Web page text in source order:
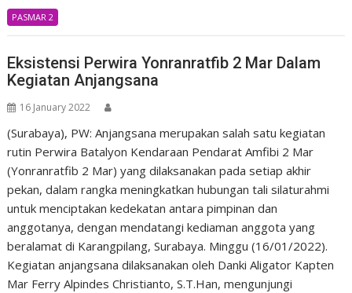
PASMAR 2
Eksistensi Perwira Yonranratfib 2 Mar Dalam
Kegiatan Anjangsana
16 January 2022
(Surabaya), PW: Anjangsana merupakan salah satu kegiatan
rutin Perwira Batalyon Kendaraan Pendarat Amfibi 2 Mar
(Yonranratfib 2 Mar) yang dilaksanakan pada setiap akhir
pekan, dalam rangka meningkatkan hubungan tali silaturahmi
untuk menciptakan kedekatan antara pimpinan dan
anggotanya, dengan mendatangi kediaman anggota yang
beralamat di Karangpilang, Surabaya. Minggu (16/01/2022).
Kegiatan anjangsana dilaksanakan oleh Danki Aligator Kapten
Mar Ferry Alpindes Christianto, S.T.Han, mengunjungi